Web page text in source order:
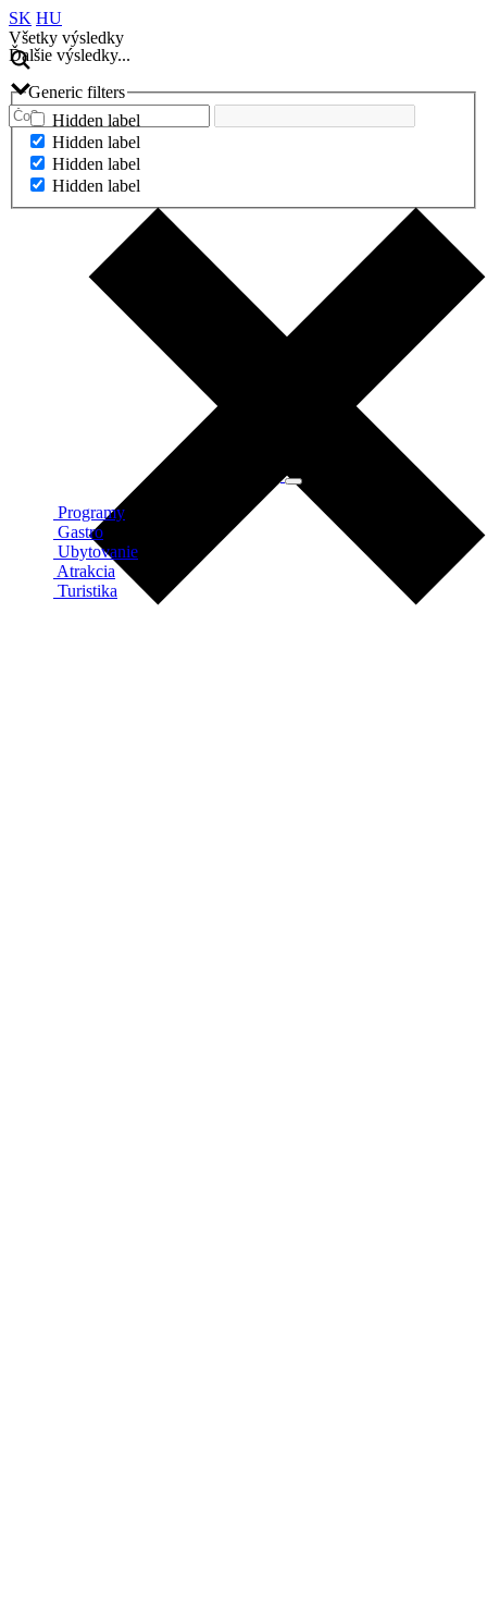
SK HU
Všetky výsledky
Ďalšie výsledky...
Generic filters
Hidden label
Hidden label
Hidden label
Hidden label
Programy
Gastro
Ubytovanie
Atrakcia
Turistika